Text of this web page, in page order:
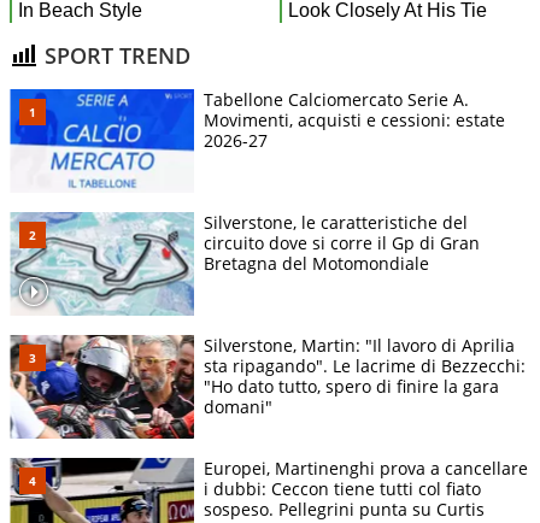
SPORT TREND
Tabellone Calciomercato Serie A.
Movimenti, acquisti e cessioni: estate
2026-27
Silverstone, le caratteristiche del
circuito dove si corre il Gp di Gran
Bretagna del Motomondiale
Silverstone, Martin: "Il lavoro di Aprilia
sta ripagando". Le lacrime di Bezzecchi:
"Ho dato tutto, spero di finire la gara
domani"
Europei, Martinenghi prova a cancellare
i dubbi: Ceccon tiene tutti col fiato
sospeso. Pellegrini punta su Curtis